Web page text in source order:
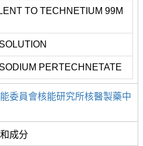
TO TECHNETIUM 99M
PERTECHNETATE
委員會核能研究所核醫製藥中
成分